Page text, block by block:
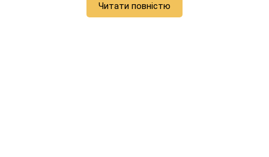
Читати повністю